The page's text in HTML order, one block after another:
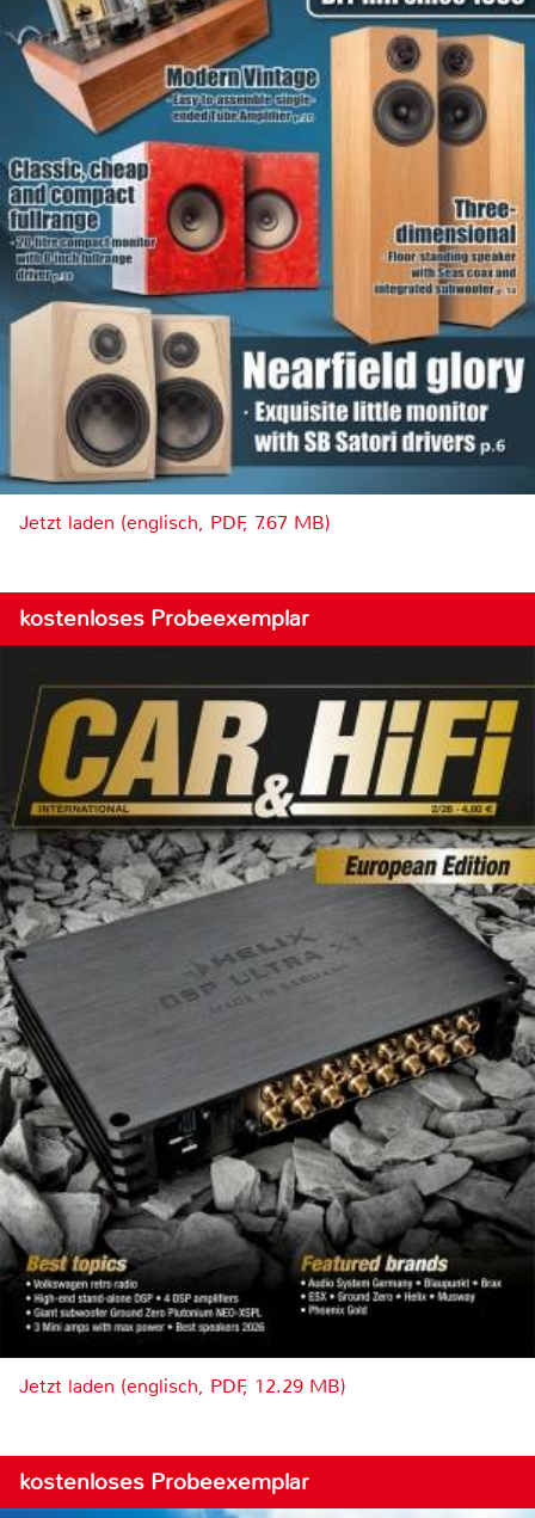
Jetzt laden (englisch, PDF, 7.67 MB)
kostenloses Probeexemplar
Jetzt laden (englisch, PDF, 12.29 MB)
kostenloses Probeexemplar